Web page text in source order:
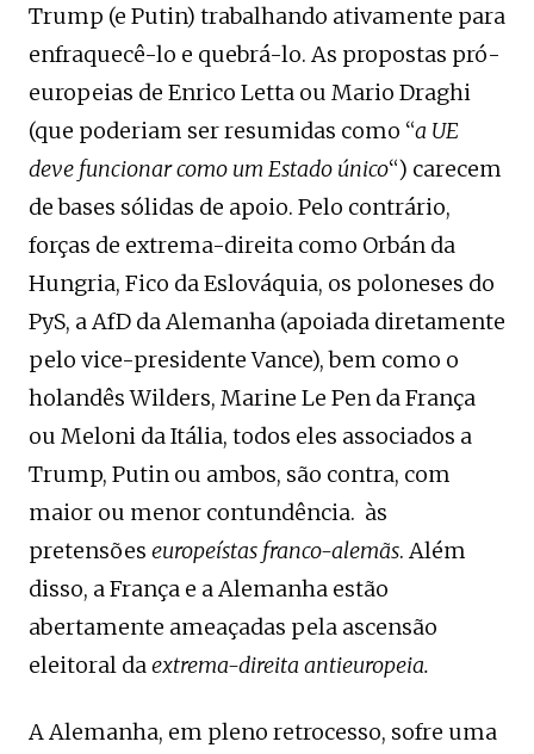
Trump (e Putin) trabalhando ativamente para
enfraquecê-lo e quebrá-lo. As propostas pró-
europeias de Enrico Letta ou Mario Draghi
(que poderiam ser resumidas como “a UE
deve funcionar como um Estado único“) carecem
de bases sólidas de apoio. Pelo contrário,
forças de extrema-direita como Orbán da
Hungria, Fico da Eslováquia, os poloneses do
PyS, a AfD da Alemanha (apoiada diretamente
pelo vice-presidente Vance), bem como o
holandês Wilders, Marine Le Pen da França
ou Meloni da Itália, todos eles associados a
Trump, Putin ou ambos, são contra, com
maior ou menor contundência. às
pretensões europeístas franco-alemãs. Além
disso, a França e a Alemanha estão
abertamente ameaçadas pela ascensão
eleitoral daextrema-direita antieuropeia.
A Alemanha, em pleno retrocesso, sofre uma